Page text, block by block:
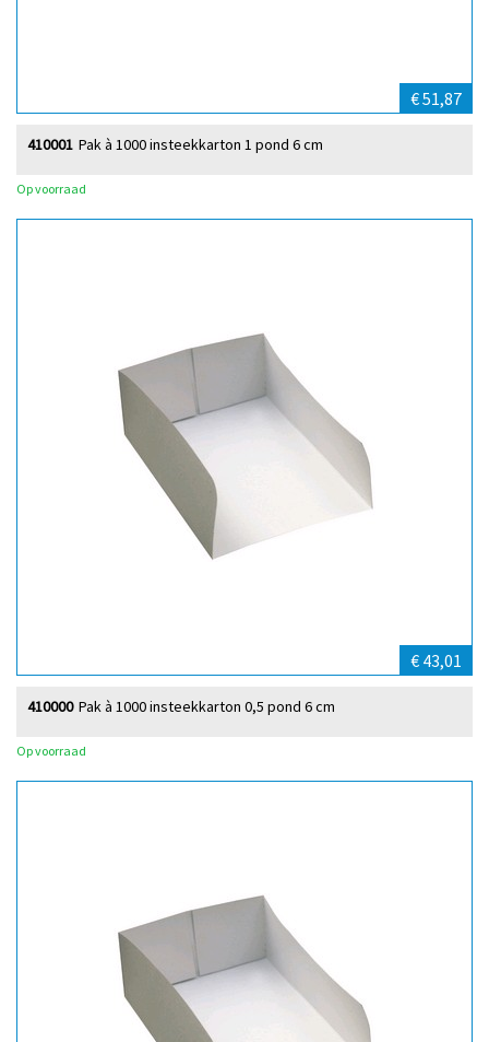
€ 51,87
Pak à 1000 insteekkarton 1 pond 6 cm
410001
Op voorraad
€ 43,01
Pak à 1000 insteekkarton 0,5 pond 6 cm
410000
Op voorraad